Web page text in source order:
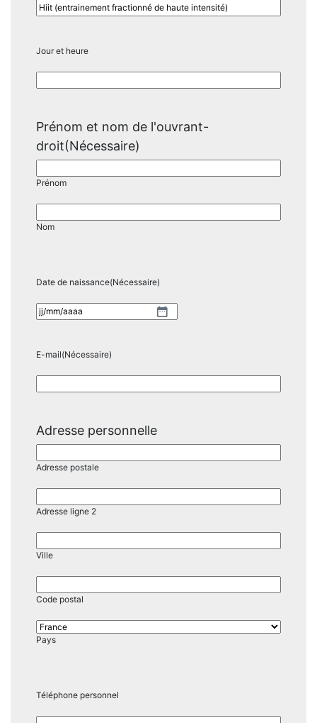
Jour et heure
Prénom et nom de l'ouvrant-
droit(Nécessaire)
Prénom
Nom
Date de naissance(Nécessaire)
JJ
slash
E-mail(Nécessaire)
Adresse personnelle
Adresse postale
Adresse ligne 2
Ville
Code postal
Pays
Téléphone personnel